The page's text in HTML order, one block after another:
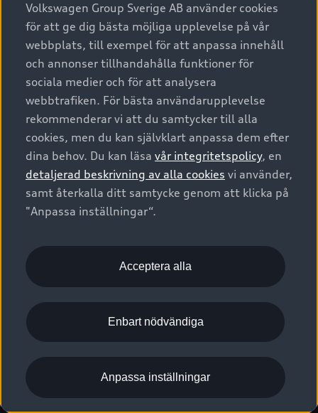
A6 modellerna
SUV
Avant
Audi Sport
Privatleasing
Nya bilar i lager
Begagnade bilar i lager
Audi approved :plus - så gott som nya
Finansiering
Audi exclusive
Provkörning
Service & tillbehör
Audi digital services
Originaltillbehör - köp online
Garantier
Försäkring
Digitala manualer för din Audi
Audi Collection – livsstilsartiklar
Vanliga frågor
2G/3G nätet stängs ned - Hur påverkas min bil av detta?
Tjänstebil
Tjänstebil
Business lease online
Företagsleasing
Om Audi Sverige
Kontakta oss
Audi Återförsäljare/-serviceverkstad
myAudi
Pressmeddelanden
Nyhetsbrev
Vårt hållbarhetsarbete
Lediga tjänster huvudkontor
Lediga tjänster hos Audi Återförsäljare
Kommentar till mediauppgifter om dataläcka
© 2026 AUDI SVERIGE. All Rights Reserved.
Utgivare Juridiskt
Juridiskt Audi AG
Juridiskt Audi Digital Giveaway
Anpassa inställningar för cookies
Visselblåsarkanaler
Volkswagen Group Sverige AB använder cookies
för att ge dig bästa möjliga upplevelse på vår
webbplats, till exempel för att anpassa innehåll
och annonser tillhandahålla funktioner för
sociala medier och för att analysera
webbtrafiken. För bästa användarupplevelse
rekommenderar vi att du samtycker till alla
cookies, men du kan självklart anpassa dem efter
dina behov. Du kan läsa vår integritetspolicy, en
detaljerad beskrivning av alla cookies vi använder,
samt återkalla ditt samtycke genom att klicka på
"Anpassa inställningar“.
Acceptera alla
Enbart nödvändiga
Anpassa inställningar